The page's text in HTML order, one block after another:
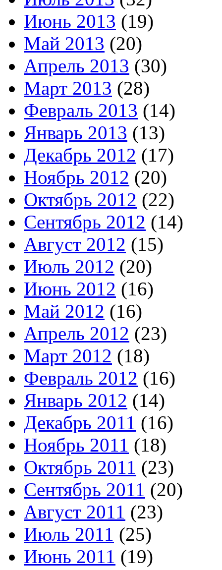
Июнь 2013 (19)
Май 2013 (20)
Апрель 2013 (30)
Март 2013 (28)
Февраль 2013 (14)
Январь 2013 (13)
Декабрь 2012 (17)
Ноябрь 2012 (20)
Октябрь 2012 (22)
Сентябрь 2012 (14)
Август 2012 (15)
Июль 2012 (20)
Июнь 2012 (16)
Май 2012 (16)
Апрель 2012 (23)
Март 2012 (18)
Февраль 2012 (16)
Январь 2012 (14)
Декабрь 2011 (16)
Ноябрь 2011 (18)
Октябрь 2011 (23)
Сентябрь 2011 (20)
Август 2011 (23)
Июль 2011 (25)
Июнь 2011 (19)